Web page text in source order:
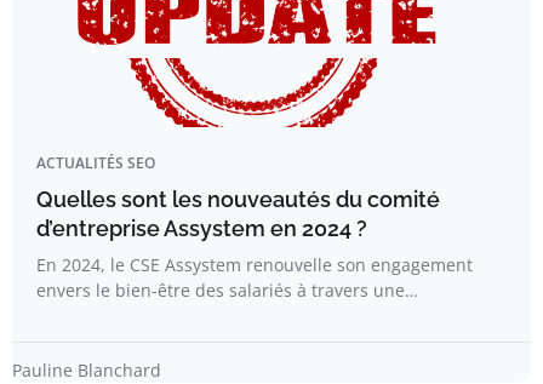
ACTUALITÉS SEO
Quelles sont les nouveautés du comité
d’entreprise Assystem en 2024 ?
En 2024, le CSE Assystem renouvelle son engagement
envers le bien-être des salariés à travers une…
Pauline Blanchard